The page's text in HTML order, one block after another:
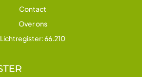
Contact
Over ons
Lichtregister: 66.210